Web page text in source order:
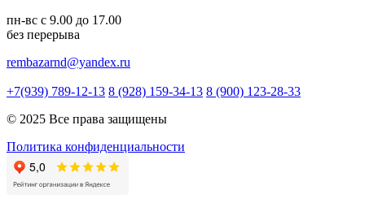
пн-вс с 9.00 до 17.00
без перерыва
rembazarnd@yandex.ru
+7(939) 789-12-13 8 (928) 159-34-13 8 (900) 123-28-33
© 2025 Все права защищены
Политика конфиденциальности